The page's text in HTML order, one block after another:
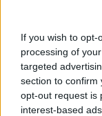
If you wish to
processing of
targeted
section to confirm
opt-out request is
interest-based